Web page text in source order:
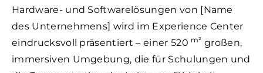
Hardware- und Softwarelösungen von [Name
des Unternehmens] wird im Experience Center
eindrucksvoll präsentiert – einer 520 m² großen,
immersiven Umgebung, die für Schulungen und